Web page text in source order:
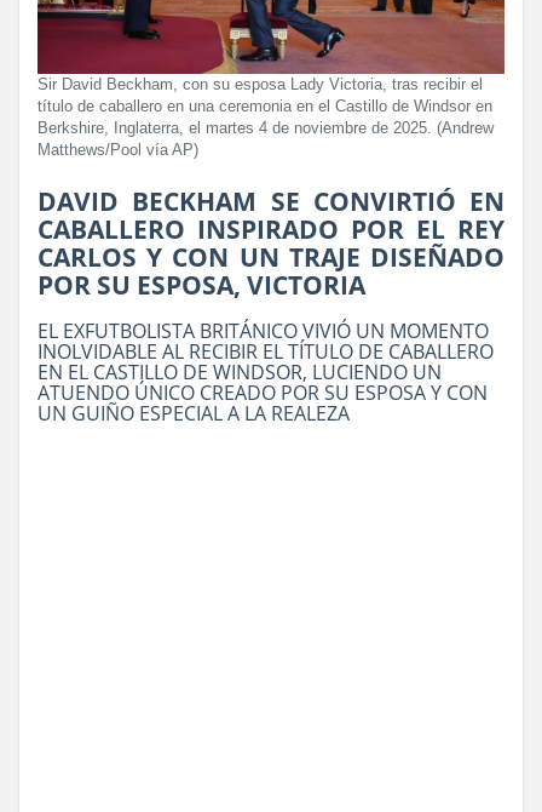
Sir David Beckham, con su esposa Lady Victoria, tras recibir el
título de caballero en una ceremonia en el Castillo de Windsor en
Berkshire, Inglaterra, el martes 4 de noviembre de 2025. (Andrew
Matthews/Pool vía AP)
DAVID BECKHAM SE CONVIRTIÓ EN
CABALLERO INSPIRADO POR EL REY
CARLOS Y CON UN TRAJE DISEÑADO
POR SU ESPOSA, VICTORIA
EL EXFUTBOLISTA BRITÁNICO VIVIÓ UN MOMENTO
INOLVIDABLE AL RECIBIR EL TÍTULO DE CABALLERO
EN EL CASTILLO DE WINDSOR, LUCIENDO UN
ATUENDO ÚNICO CREADO POR SU ESPOSA Y CON
UN GUIÑO ESPECIAL A LA REALEZA